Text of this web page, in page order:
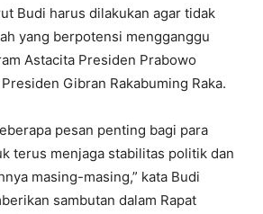
Budi harus dilakukan agar tidak
yang berpotensi mengganggu
Astacita Presiden Prabowo
Gibran Rakabuming Raka.
pesan penting bagi para
terus menjaga stabilitas politik dan
masing-masing,” kata Budi
sambutan dalam Rapat